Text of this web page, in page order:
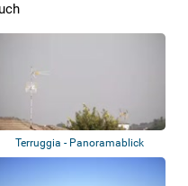
Terruggia - Panoramablick